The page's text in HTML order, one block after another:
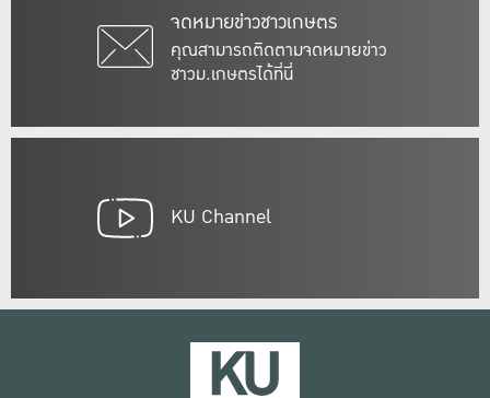
จดหมายข่าวชาวเกษตร
คุณสามารถติดตามจดหมายข่าว
ชาวม.เกษตรได้ที่นี่
KU Channel